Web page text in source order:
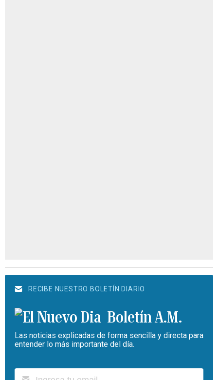
RECIBE NUESTRO BOLETÍN DIARIO
Boletín A.M.
Las noticias explicadas de forma sencilla y directa para
entender lo más importante del día.